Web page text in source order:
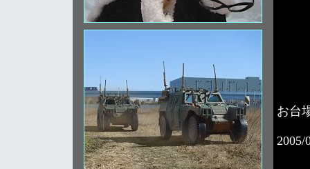
お台
2005/